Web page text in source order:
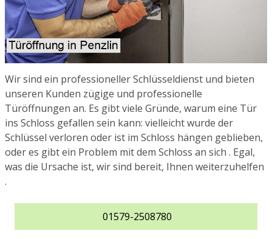
Wir sind ein professioneller Schlüsseldienst und bieten
unseren Kunden zügige und professionelle
Türöffnungen an. Es gibt viele Gründe, warum eine Tür
ins Schloss gefallen sein kann: vielleicht wurde der
Schlüssel verloren oder ist im Schloss hängen geblieben,
oder es gibt ein Problem mit dem Schloss an sich . Egal,
was die Ursache ist, wir sind bereit, Ihnen weiterzuhelfen
.
01579-2508780